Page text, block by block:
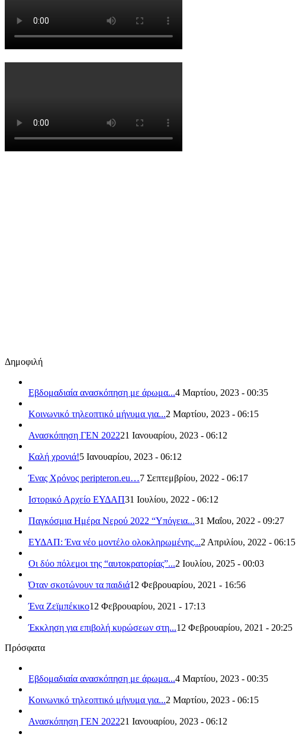
Δημοφιλή
Εβδομαδιαία ανασκόπηση με άρωμα...4 Μαρτίου, 2023 - 00:35
Κοινωνικό τηλεοπτικό μήνυμα για...2 Μαρτίου, 2023 - 06:15
Ανασκόπηση ΓΕΝ 202221 Ιανουαρίου, 2023 - 06:12
Καλή χρονιά!5 Ιανουαρίου, 2023 - 06:12
Ένας Χρόνος peripteron.eu…7 Σεπτεμβρίου, 2022 - 06:17
Ιστορικό Αρχείο ΕΥΔΑΠ31 Ιουλίου, 2022 - 06:12
Παγκόσμια Ημέρα Νερού 2022 “Υπόγεια...31 Μαΐου, 2022 - 09:27
ΕΥΔΑΠ: Ένα νέο μοντέλο ολοκληρωμένης...2 Απριλίου, 2022 - 06:15
Οι δύο πόλεμοι της “αυτοκρατορίας”...2 Ιουλίου, 2025 - 00:03
Όταν σκοτώνουν τα παιδιά12 Φεβρουαρίου, 2021 - 16:56
Ένα Ζεϊμπέκικο12 Φεβρουαρίου, 2021 - 17:13
Έκκληση για επιβολή κυρώσεων στη...12 Φεβρουαρίου, 2021 - 20:25
Πρόσφατα
Εβδομαδιαία ανασκόπηση με άρωμα...4 Μαρτίου, 2023 - 00:35
Κοινωνικό τηλεοπτικό μήνυμα για...2 Μαρτίου, 2023 - 06:15
Ανασκόπηση ΓΕΝ 202221 Ιανουαρίου, 2023 - 06:12